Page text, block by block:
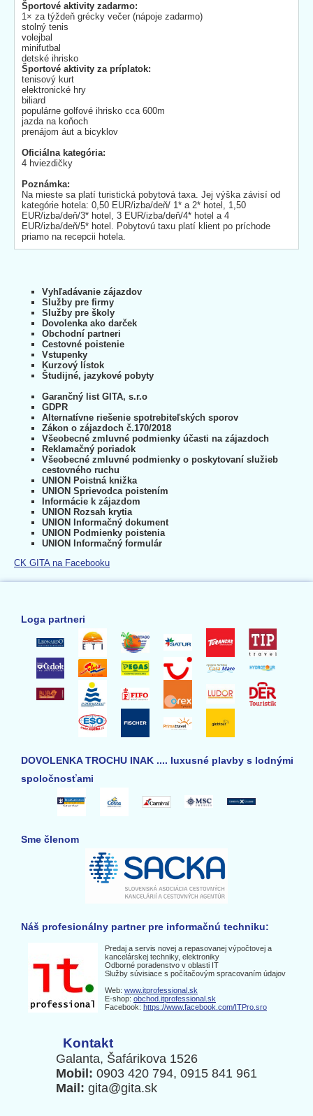
Športové aktivity zadarmo:
1× za týždeň grécky večer (nápoje zadarmo)
stolný tenis
volejbal
minifutbal
detské ihrisko
Športové aktivity za príplatok:
tenisový kurt
elektronické hry
biliard
populárne golfové ihrisko cca 600m
jazda na koňoch
prenájom áut a bicyklov
Oficiálna kategória:
4 hviezdičky
Poznámka:
Na mieste sa platí turistická pobytová taxa. Jej výška závisí od
kategórie hotela: 0,50 EUR/izba/deň/ 1* a 2* hotel, 1,50
EUR/izba/deň/3* hotel, 3 EUR/izba/deň/4* hotel a 4
EUR/izba/deň/5* hotel. Pobytovú taxu platí klient po príchode
priamo na recepcii hotela.
Vyhľadávanie zájazdov
Služby pre firmy
Služby pre školy
Dovolenka ako darček
Obchodní partneri
Cestovné poistenie
Vstupenky
Kurzový lístok
Študijné, jazykové pobyty
Garančný list GITA, s.r.o
GDPR
Alternatívne riešenie spotrebiteľských sporov
Zákon o zájazdoch č.170/2018
Všeobecné zmluvné podmienky účasti na zájazdoch
Reklamačný poriadok
Všeobecné zmluvné podmienky o poskytovaní služieb
cestovného ruchu
UNION Poistná knižka
UNION Sprievodca poistením
Informácie k zájazdom
UNION Rozsah krytia
UNION Informačný dokument
UNION Podmienky poistenia
UNION Informačný formulár
CK GITA na Facebooku
Loga partneri
DOVOLENKA TROCHU INAK .... luxusné plavby s lodnými
spoločnosťami
Sme členom
Náš profesionálny partner pre informačnú techniku:
Predaj a servis novej a repasovanej výpočtovej a
kancelárskej techniky, elektroniky
Odborné poradenstvo v oblasti IT
Služby súvisiace s počítačovým spracovaním údajov
Web: www.itprofessional.sk
E-shop: obchod.itprofessional.sk
Facebook: https://www.facebook.com/ITPro.sro
Kontakt
Galanta, Šafárikova 1526
Mobil: 0903 420 794, 0915 841 961
Mail: gita@gita.sk